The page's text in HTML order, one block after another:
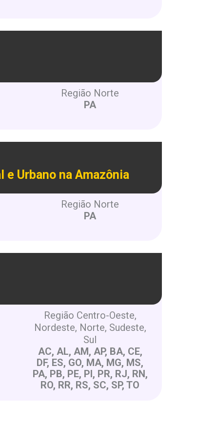
Região Norte
PA
Urbano na Amazônia
Região Norte
PA
Região Centro-Oeste,
Nordeste, Norte, Sudeste,
Sul
AC, AL, AM, AP, BA, CE,
DF, ES, GO, MA, MG, MS,
PA, PB, PE, PI, PR, RJ, RN,
RO, RR, RS, SC, SP, TO